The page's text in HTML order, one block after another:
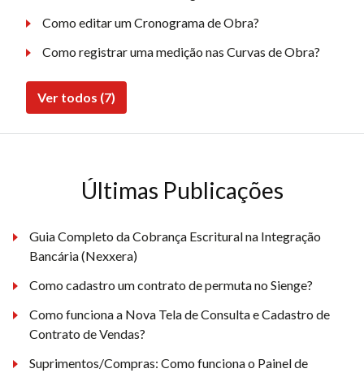
Como editar um Cronograma de Obra?
Como registrar uma medição nas Curvas de Obra?
Ver todos (7)
Últimas Publicações
Guia Completo da Cobrança Escritural na Integração
Bancária (Nexxera)
Como cadastro um contrato de permuta no Sienge?
Como funciona a Nova Tela de Consulta e Cadastro de
Contrato de Vendas?
Suprimentos/Compras: Como funciona o Painel de